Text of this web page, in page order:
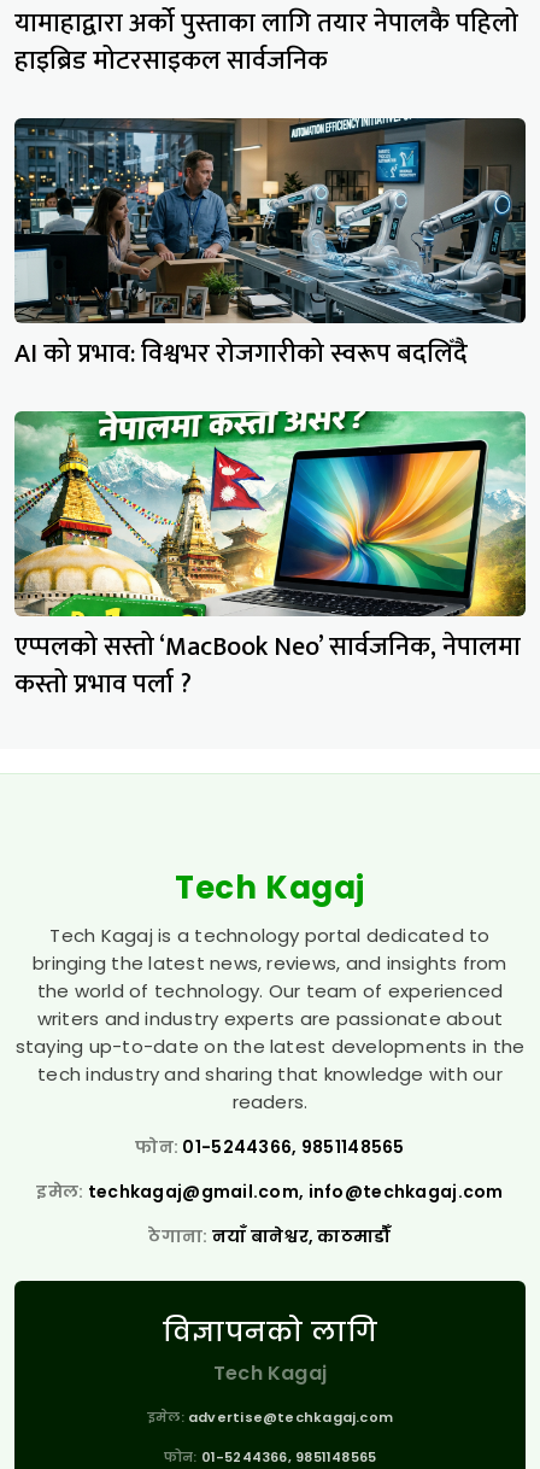
यामाहाद्वारा अर्को पुस्ताका लागि तयार नेपालकै पहिलो
हाइब्रिड मोटरसाइकल सार्वजनिक
AI को प्रभाव: विश्वभर रोजगारीको स्वरूप बदलिँदै
एप्पलको सस्तो ‘MacBook Neo’ सार्वजनिक, नेपालमा
कस्तो प्रभाव पर्ला ?
Tech Kagaj
Tech Kagaj is a technology portal dedicated to
bringing the latest news, reviews, and insights from
the world of technology. Our team of experienced
writers and industry experts are passionate about
staying up-to-date on the latest developments in the
tech industry and sharing that knowledge with our
readers.
फोन: 01-5244366, 9851148565
इमेल: techkagaj@gmail.com, info@techkagaj.com
ठेगाना: नयाँ बानेश्वर, काठमाडौँ
विज्ञापनको लागि
Tech Kagaj
इमेल: advertise@techkagaj.com
फोन: 01-5244366, 9851148565